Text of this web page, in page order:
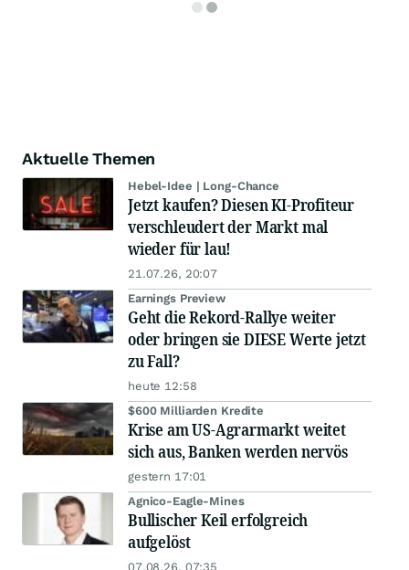
Aktuelle Themen
Hebel-Idee | Long-Chance
Jetzt kaufen? Diesen KI-Profiteur
verschleudert der Markt mal
wieder für lau!
21.07.26, 20:07
Earnings Preview
Geht die Rekord-Rallye weiter
oder bringen sie DIESE Werte jetzt
zu Fall?
heute 12:58
$600 Milliarden Kredite
Krise am US-Agrarmarkt weitet
sich aus, Banken werden nervös
gestern 17:01
Agnico-Eagle-Mines
Bullischer Keil erfolgreich
aufgelöst
07.08.26, 07:35